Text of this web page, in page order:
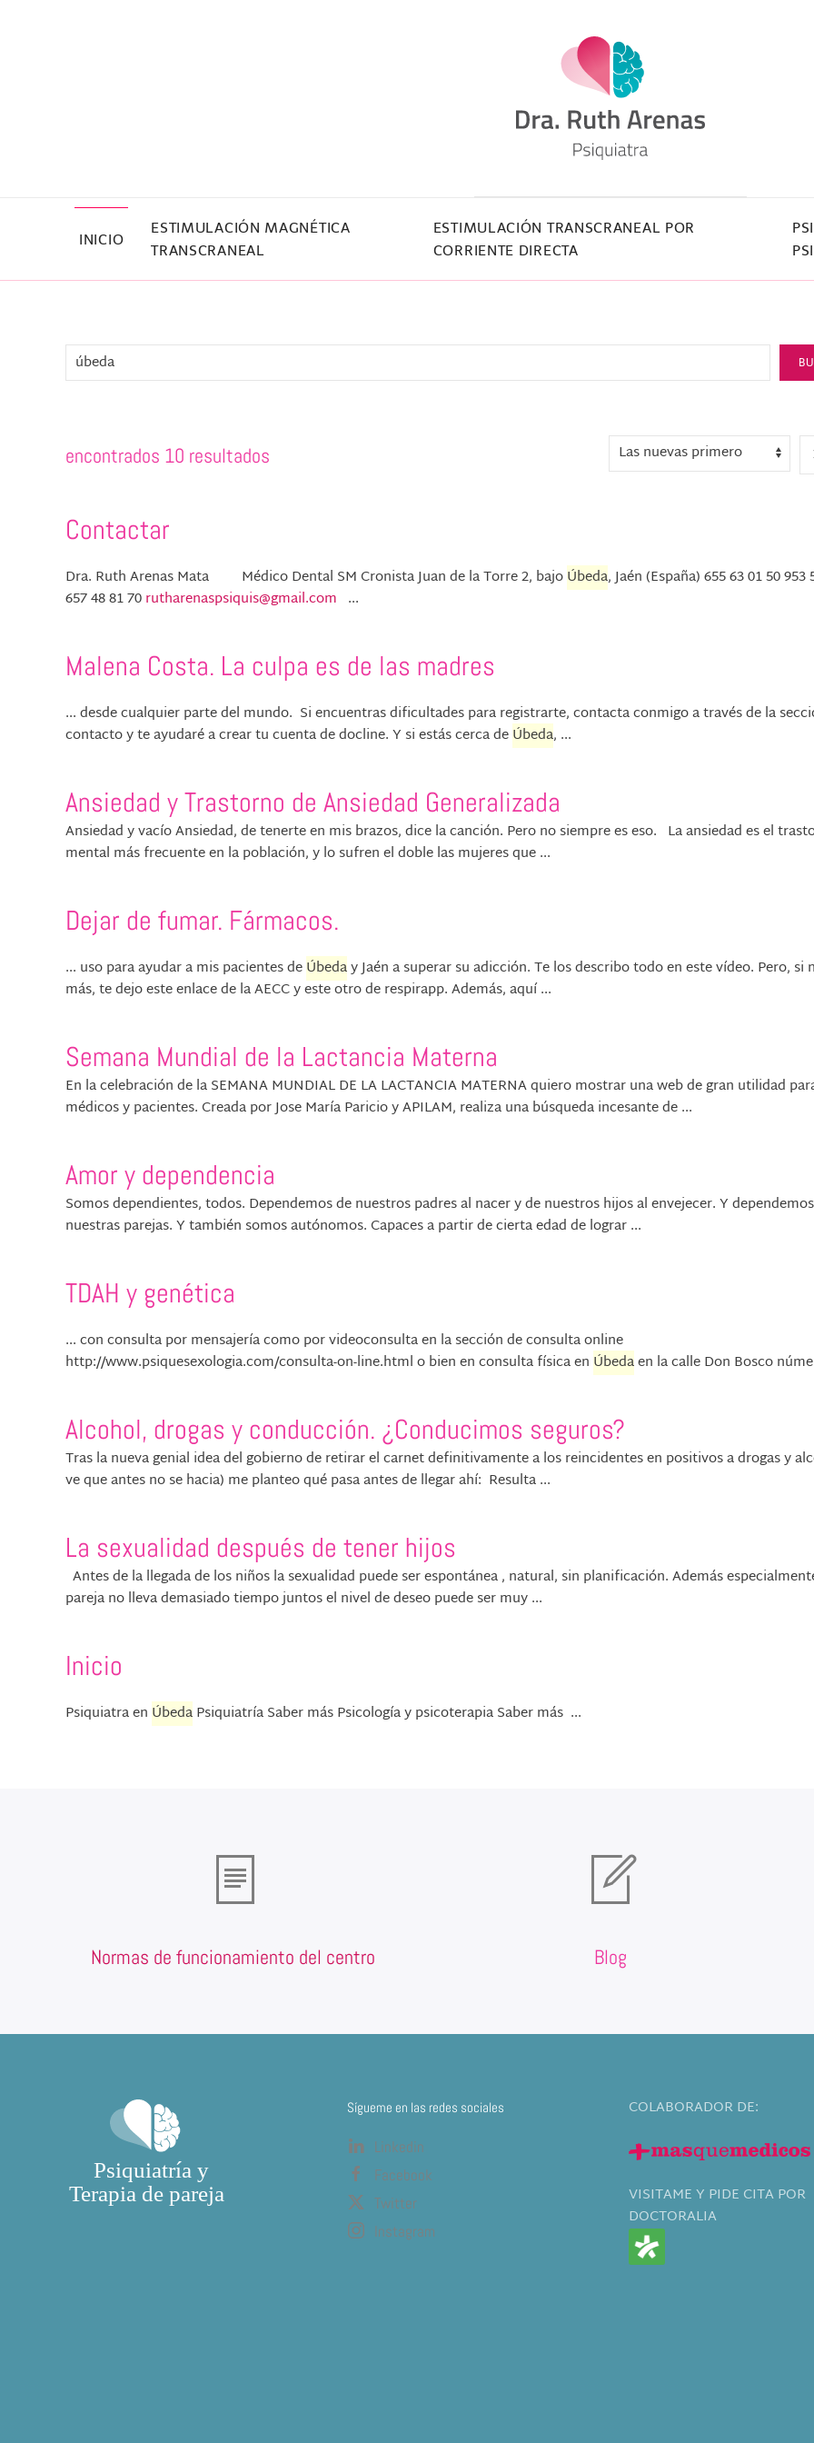
INICIO
ESTIMULACIÓN MAGNÉTICA
TRANSCRANEAL
ESTIMULACIÓN TRANSCRANEAL POR
CORRIENTE DIRECTA
encontrados 10 resultados
Contactar
Dra. Ruth Arenas Mata Médico Dental SM Cronista Juan de la Torre 2, bajoÚbeda, Jaén (España) 655 63 01 50 953
657 48 81 70rutharenaspsiquis@gmail.com ...
Malena Costa. La culpa es de las madres
... desde cualquier parte del mundo. Si encuentras dificultades para registrarte, contacta conmigo a través de la
contacto y te ayudaré a crear tu cuenta de docline. Y si estás cerca deÚbeda, ...
Ansiedad y Trastorno de Ansiedad Generalizada
Ansiedad y vacío Ansiedad, de tenerte en mis brazos, dice la canción. Pero no siempre es eso. La ansiedad es el
mental más frecuente en la población, y lo sufren el doble las mujeres que ...
Dejar de fumar. Fármacos.
... uso para ayudar a mis pacientes deÚbeday Jaén a superar su adicción. Te los describo todo en este vídeo. Pero, si
más, te dejo este enlace de la AECC y este otro de respirapp. Además, aquí ...
Semana Mundial de la Lactancia Materna
En la celebración de la SEMANA MUNDIAL DE LA LACTANCIA MATERNA quiero mostrar una web de gran utilidad
médicos y pacientes. Creada por Jose María Paricio y APILAM, realiza una búsqueda incesante de ...
Amor y dependencia
Somos dependientes, todos. Dependemos de nuestros padres al nacer y de nuestros hijos al envejecer. Y
nuestras parejas. Y también somos autónomos. Capaces a partir de cierta edad de lograr ...
TDAH y genética
... con consulta por mensajería como por videoconsulta en la sección de consulta online
http://www.psiquesexologia.com/consulta-on-line.html o bien en consulta física en Úbedaen la calle Don Bosco
Alcohol, drogas y conducción. ¿Conducimos seguros?
Tras la nueva genial idea del gobierno de retirar el carnet definitivamente a los reincidentes en positivos a drogas y
ve que antes no se hacia) me planteo qué pasa antes de llegar ahí: Resulta ...
La sexualidad después de tener hijos
Antes de la llegada de los niños la sexualidad puede ser espontánea , natural, sin planificación. Además
pareja no lleva demasiado tiempo juntos el nivel de deseo puede ser muy ...
Inicio
Psiquiatra en ÚbedaPsiquiatría Saber más Psicología y psicoterapia Saber más ...
Normas de funcionamiento del centro Blog
Sígueme en las redes sociales
Linkedin
Facebook
Twitter
Instagram
COLABORADOR DE:
VISITAME Y PIDE CITA POR
DOCTORALIA